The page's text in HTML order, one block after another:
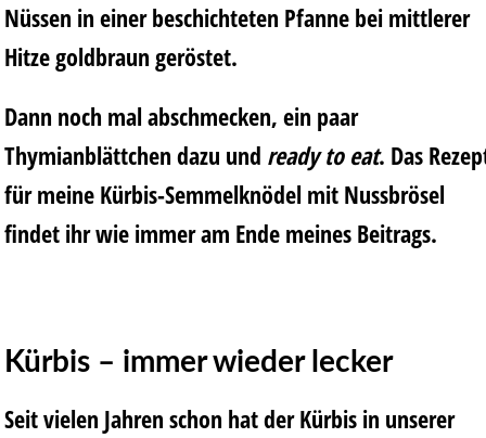
Nüssen in einer beschichteten Pfanne bei mittlerer
Hitze goldbraun geröstet.
Dann noch mal abschmecken, ein paar
Thymianblättchen dazu und ready to eat. Das
für meine Kürbis-Semmelknödel mit Nussbrösel
findet ihr wie immer am Ende meines Beitrags.
Kürbis – immer wieder lecker
Seit vielen Jahren schon hat der Kürbis in unserer